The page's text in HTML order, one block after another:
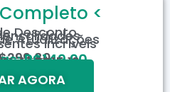
<
Desconto
Atualizações
Incríveis
R$149,90
de R$15,19
tempo limitado.
AGORA